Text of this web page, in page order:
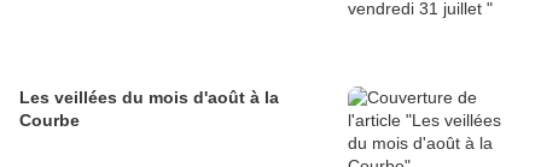
Les veillées du mois d'août à la
Courbe